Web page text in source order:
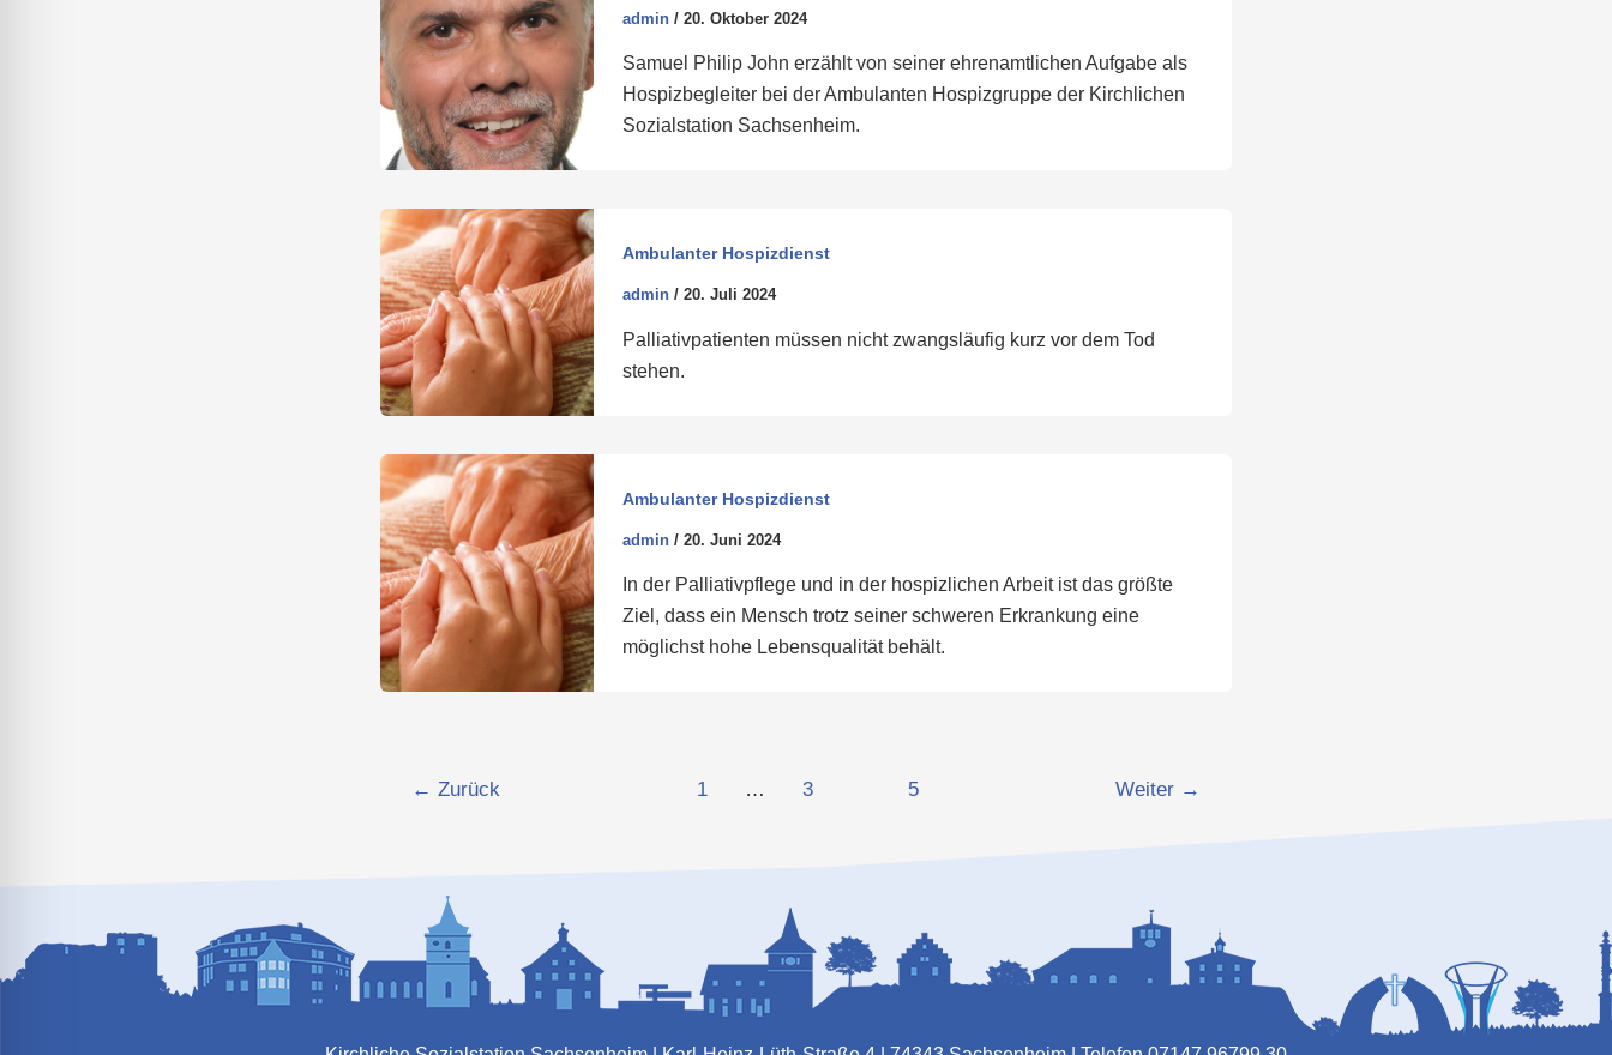
admin / 20. Oktober 2024
Samuel Philip John erzählt von seiner ehrenamtlichen Aufgabe als
Hospizbegleiter bei der Ambulanten Hospizgruppe der Kirchlichen
Sozialstation Sachsenheim.
Ambulanter Hospizdienst
admin / 20. Juli 2024
Palliativpatienten müssen nicht zwangsläufig kurz vor dem Tod
stehen.
Ambulanter Hospizdienst
admin / 20. Juni 2024
In der Palliativpflege und in der hospizlichen Arbeit ist das größte
Ziel, dass ein Mensch trotz seiner schweren Erkrankung eine
möglichst hohe Lebensqualität behält.
← Zurück 1 … 3 5 Weiter →